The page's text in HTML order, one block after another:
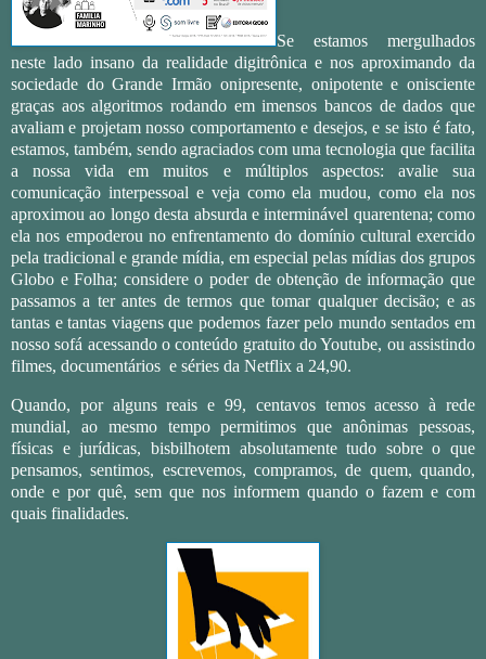
Se estamos mergulhados
neste lado insano da realidade digitrônica e nos aproximando da
sociedade do Grande Irmão onipresente, onipotente e onisciente
graças aos algoritmos rodando em imensos bancos de dados que
avaliam e projetam nosso comportamento e desejos, e se isto é fato,
estamos, também, sendo agraciados com uma tecnologia que facilita
a nossa vida em muitos e múltiplos aspectos: avalie sua
comunicação interpessoal e veja como ela mudou, como ela nos
aproximou ao longo desta absurda e interminável quarentena; como
ela nos empoderou no enfrentamento do domínio cultural exercido
pela tradicional e grande mídia, em especial pelas mídias dos grupos
Globo e Folha; considere o poder de obtenção de informação que
passamos a ter antes de termos que tomar qualquer decisão; e as
tantas e tantas viagens que podemos fazer pelo mundo sentados em
nosso sofá acessando o conteúdo gratuito do Youtube, ou assistindo
filmes, documentários e séries da Netflix a 24,90.
Quando, por alguns reais e 99, centavos temos acesso à rede
mundial, ao mesmo tempo permitimos que anônimas pessoas,
físicas e jurídicas, bisbilhotem absolutamente tudo sobre o que
pensamos, sentimos, escrevemos, compramos, de quem, quando,
onde e por quê, sem que nos informem quando o fazem e com
quais finalidades.